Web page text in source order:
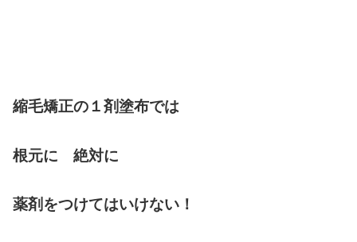
縮毛矯正の１剤塗布では
根元に 絶対に
薬剤をつけてはいけない！